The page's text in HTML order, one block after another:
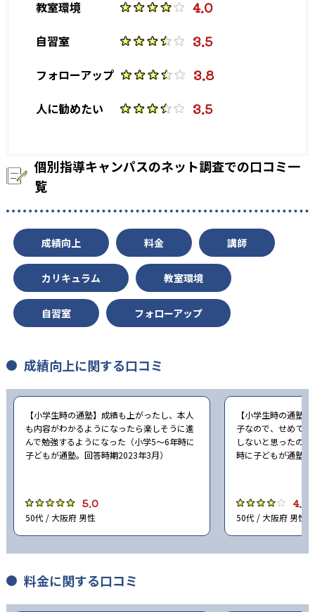
※2023年、公式サイト
教室環境 4.0
自習室 3.5
フォローアップ 3.8
人に勧めたい 3.5
個別指導キャンパスのネット調査での口コミ一
覧
成績向上 料金 講師
カリキュラム 教室環境
自習室 フォローアップ
成績向上に関する口コミ
【小学生時の通塾】成績も上がったし、本人
も内容がわかるようになったら楽しそうに進
んで勉強するようになった（小学5〜6年時に
子どもが通塾。回答時期2023年3月）
5.0
50代 / 大阪府 男性
【小学生時の通塾
子なので、せめて
しないと思ったの
時に子どもが通塾
4.0
50代 / 大阪府 男性
料金に関する口コミ